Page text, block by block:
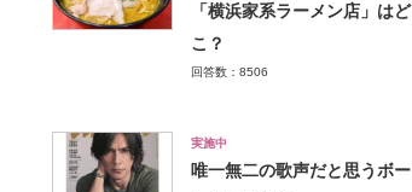
「横浜家系ラーメン店」はど
こ？
回答数：8506
実施中
唯一無二の歌声だと思うボー